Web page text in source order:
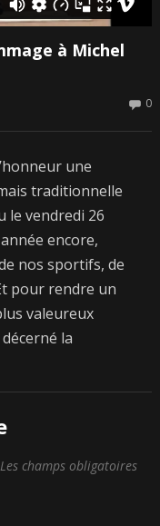
à Michel
0
une
traditionnelle
le vendredi 26
encore,
nos sportifs, de
pour rendre un
valeureux
la
Les champs obligatoires